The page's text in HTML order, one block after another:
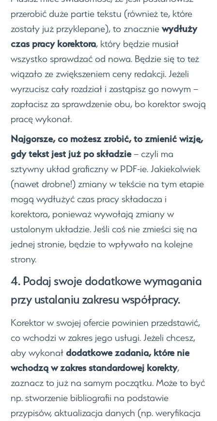
przerobić duże partie tekstu (również te, które
zostały już przyklepane), to znaczniewydłuży
czas pracy korektora, który będzie musiał
wszystko sprawdzać od nowa. Będzie się to też
wiązało ze zwiększeniem ceny redakcji. Jeżeli
wyrzucisz cały rozdział i zastąpisz go nowym –
zapłacisz za sprawdzenie obu, bo korektor swoją
pracę wykonał.
Najgorsze, co możesz zrobić, to zmienić wizję,
gdy tekst jest już po składzie– czyli ma
sztywny układ graficzny w PDF-ie. Jakiekolwiek
(nawet drobne!) zmiany w tekście na tym etapie
mogą wydłużyć czas pracy składacza i
korektora, ponieważ wywołają zmiany w
ustalonym układzie. Jeśli coś nie zmieści się na
jednej stronie, będzie to wpływało na kolejne
strony.
4. Podaj swoje dodatkowe wymagania
przy ustalaniu zakresu współpracy.
Korektor w swojej ofercie powinien przedstawić,
co wchodzi w zakres jego usługi. Jeżeli chcesz,
aby wykonałdodatkowe zadania, które nie
wchodzą w zakres standardowej korekty,
zaznacz to już na samym początku. Może to być
np. stworzenie bibliografii na podstawie
przypisów, aktualizacja danych (np. weryfikacja